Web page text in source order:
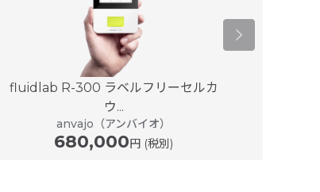
fluidlab R-300 ラベルフリーセルカ
ウ...
anvajo（アンバイオ）
680,000円 (税別)